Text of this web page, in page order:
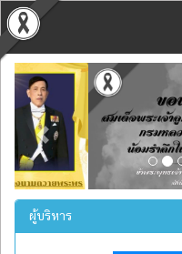
Previous
ผู้บริหาร